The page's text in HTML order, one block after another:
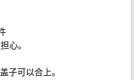
心。
子可以合上。